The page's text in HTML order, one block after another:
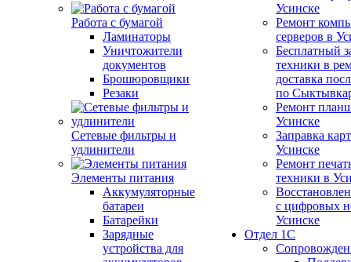
Работа с бумагой
Ламинаторы
Уничтожители
документов
Брошюровщики
Резаки
Сетевые фильтры и
удлинители
Элементы питания
Аккумуляторные
батареи
Батарейки
Зарядные
устройства для
Усинске
Ремонт
серверов в
Бесплатный
техники в
доставка
по
Ремонт
Усинске
Заправка
Усинске
Ремонт
техники в
с цифровых
Усинске
Отдел 1С